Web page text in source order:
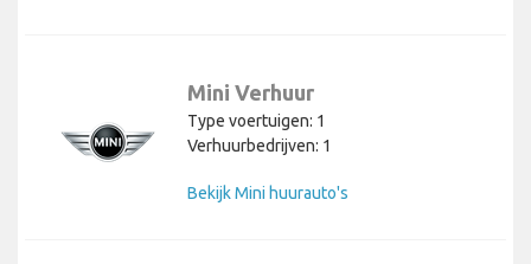
Mini Verhuur
Type voertuigen: 1
Verhuurbedrijven: 1
Bekijk Mini huurauto's